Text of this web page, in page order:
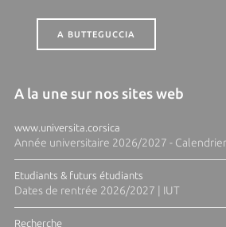
A BUTTEGUCCIA
A la une sur nos sites web
www.universita.corsica
Année universitaire 2026/2027 -
Etudiants & futurs étudiants
Dates de rentrée 2026/2027 | IUT
Recherche